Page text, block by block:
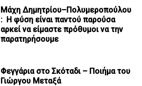
Μάχη Δημητρίου–Πολυμεροπούλου
: Η φύση είναι παντού παρούσα
αρκεί να είμαστε πρόθυμοι να την
παρατηρήσουμε
Φεγγάρια στο Σκόταδι – Ποιήμα του
Γιώργου Μεταξά